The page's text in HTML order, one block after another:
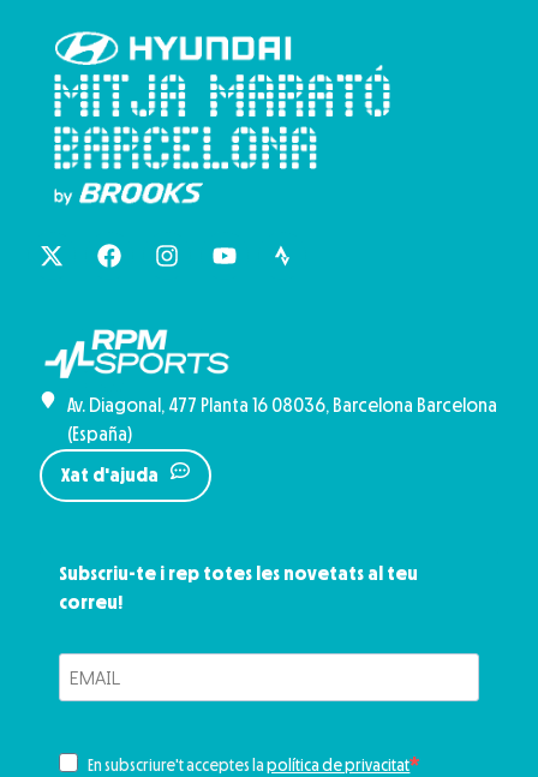
Subscriu-te i rep totes les novetats al teu
correu!
En subscriure't acceptes lapolítica de privacitat
Av. Diagonal, 477 Planta 16 08036, Barcelona Barcelona
(España)
Xat d'ajuda